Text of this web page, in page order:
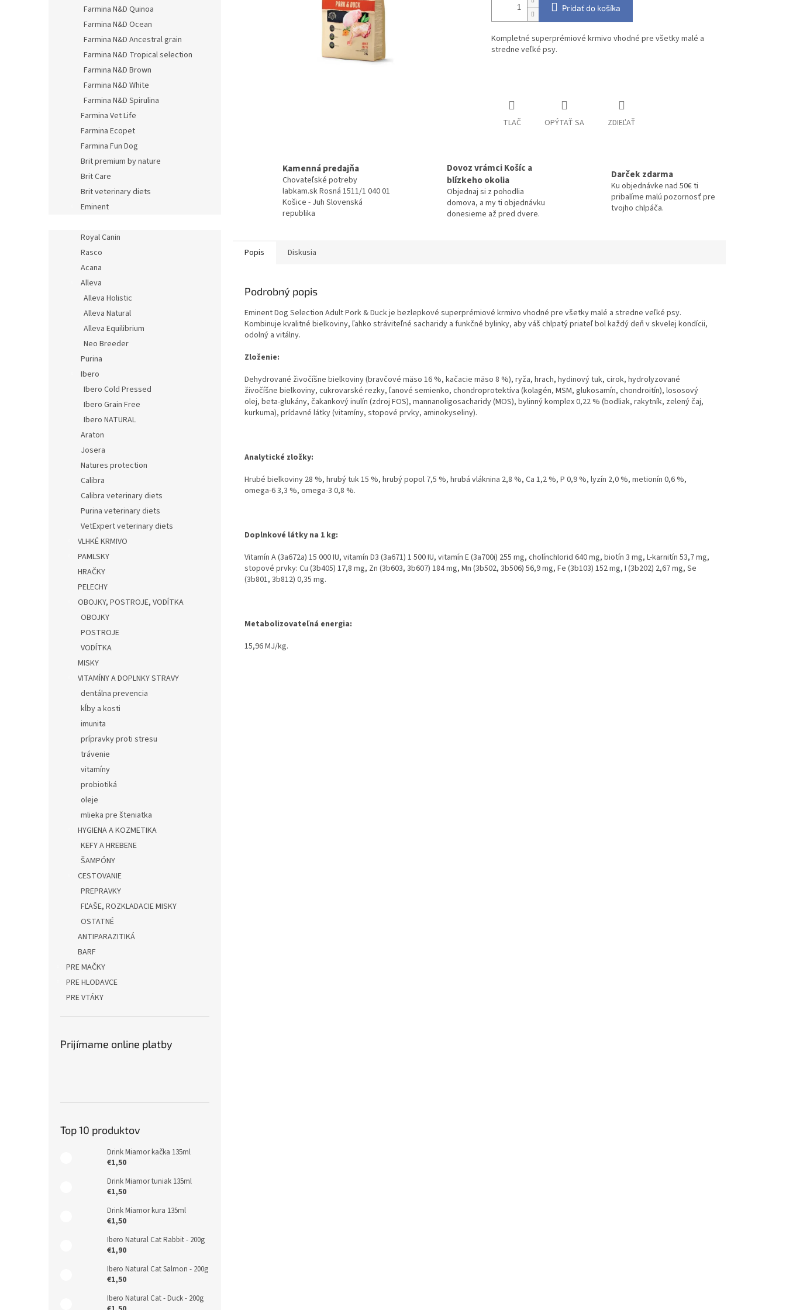
Farmina N&D Quinoa
Farmina N&D Ocean
Farmina N&D Ancestral grain
Farmina N&D Tropical selection
Farmina N&D Brown
Farmina N&D White
Farmina N&D Spirulina
Farmina Vet Life
Farmina Ecopet
Farmina Fun Dog
Brit premium by nature
Brit Care
Brit veterinary diets
Eminent
Royal Canin
Rasco
Acana
Alleva
Alleva Holistic
Alleva Natural
Alleva Equilibrium
Neo Breeder
Purina
Ibero
Ibero Cold Pressed
Ibero Grain Free
Ibero NATURAL
Araton
Josera
Natures protection
Calibra
Calibra veterinary diets
Purina veterinary diets
VetExpert veterinary diets
VLHKÉ KRMIVO
PAMLSKY
HRAČKY
PELECHY
OBOJKY, POSTROJE, VODÍTKA
OBOJKY
POSTROJE
VODÍTKA
MISKY
VITAMÍNY A DOPLNKY STRAVY
dentálna prevencia
kĺby a kosti
imunita
prípravky proti stresu
trávenie
vitamíny
probiotiká
oleje
mlieka pre šteniatka
HYGIENA A KOZMETIKA
KEFY A HREBENE
ŠAMPÓNY
CESTOVANIE
PREPRAVKY
FĽAŠE, ROZKLADACIE MISKY
OSTATNÉ
ANTIPARAZITIKÁ
BARF
PRE MAČKY
PRE HLODAVCE
PRE VTÁKY
Prijímame online platby
Top 10 produktov
Drink Miamor kačka 135ml
€1,50
Drink Miamor tuniak 135ml
€1,50
Drink Miamor kura 135ml
€1,50
Ibero Natural Cat Rabbit - 200g
€1,90
Ibero Natural Cat Salmon - 200g
€1,50
Ibero Natural Cat - Duck - 200g
Pridať do košíka
Kompletné superprémiové krmivo vhodné pre všetky malé a
stredne veľké psy.
TLAČ OPÝTAŤ SA ZDIEĽAŤ
Kamenná predajňa
Chovateľské potreby
labkam.sk Rosná 1511/1 040 01
Košice - Juh Slovenská
republika
Dovoz vrámci Košíc a
blízkeho okolia
Objednaj si z pohodlia
domova, a my ti objednávku
donesieme až pred dvere.
Darček zdarma
Ku objednávke nad 50€ ti
pribalíme malú pozornosť pre
tvojho chlpáča.
Popis Diskusia
Podrobný popis
Eminent Dog Selection Adult Pork & Duck je bezlepkové superprémiové krmivo vhodné pre všetky malé a stredne veľké psy.
Kombinuje kvalitné bielkoviny, ľahko stráviteľné sacharidy a funkčné bylinky, aby váš chlpatý priateľ bol každý deň v skvelej kondícii,
odolný a vitálny.
Zloženie:
Dehydrované živočíšne bielkoviny (bravčové mäso 16 %, kačacie mäso 8 %), ryža, hrach, hydinový tuk, cirok, hydrolyzované
živočíšne bielkoviny, cukrovarské rezky, ľanové semienko, chondroprotektíva (kolagén, MSM, glukosamín, chondroitín), lososový
olej, beta-glukány, čakankový inulín (zdroj FOS), mannanoligosacharidy (MOS), bylinný komplex 0,22 % (bodliak, rakytník, zelený čaj,
kurkuma), prídavné látky (vitamíny, stopové prvky, aminokyseliny).
Analytické zložky:
Hrubé bielkoviny 28 %, hrubý tuk 15 %, hrubý popol 7,5 %, hrubá vláknina 2,8 %, Ca 1,2 %, P 0,9 %, lyzín 2,0 %, metionín 0,6 %,
omega-6 3,3 %, omega-3 0,8 %.
Doplnkové látky na 1 kg:
Vitamín A (3a672a) 15 000 IU, vitamín D3 (3a671) 1 500 IU, vitamín E (3a700i) 255 mg, cholínchlorid 640 mg, biotín 3 mg, L-karnitín 53,7 mg,
stopové prvky: Cu (3b405) 17,8 mg, Zn (3b603, 3b607) 184 mg, Mn (3b502, 3b506) 56,9 mg, Fe (3b103) 152 mg, I (3b202) 2,67 mg, Se
(3b801, 3b812) 0,35 mg.
Metabolizovateľná energia:
15,96 MJ/kg.